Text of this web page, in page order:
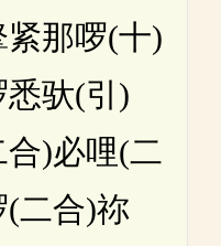
那啰(十)
悉驮(引)
)必哩(二
二合)祢